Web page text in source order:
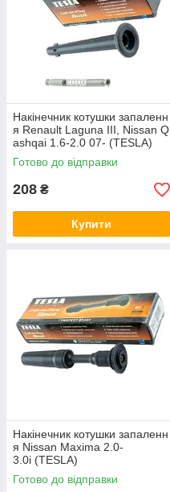
Накінечник котушки запаленн
я Renault Laguna III, Nissan Q
ashqai 1.6-2.0 07- (TESLA)
Готово до відправки
208 ₴
Купити
Накінечник котушки запаленн
я Nissan Maxima 2.0-
3.0i (TESLA)
Готово до відправки